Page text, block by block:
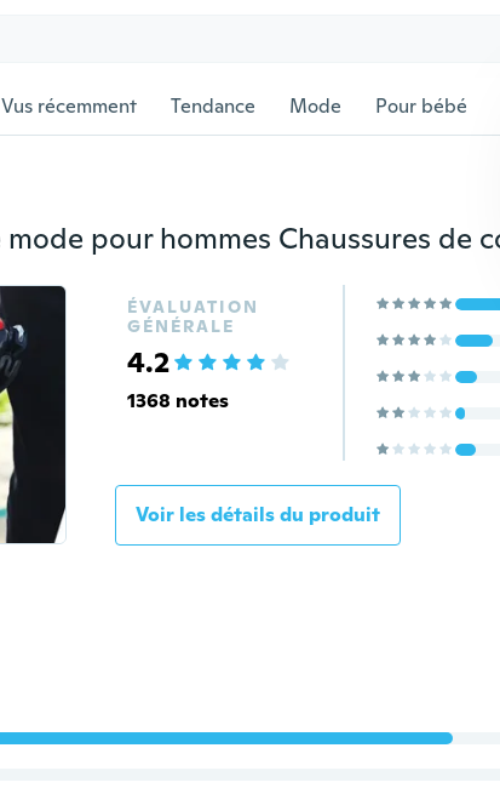
Vus récemment Tendance Mode Pour bébé
ÉVALUATION
GÉNÉRALE
4.2
1368 notes
Voir les détails du produit